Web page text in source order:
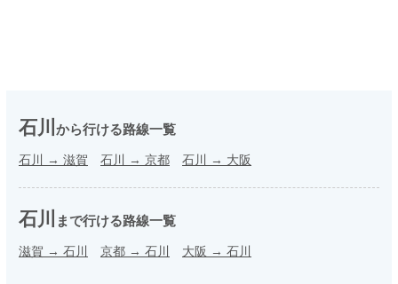
石川 から行ける路線一覧
石川 → 滋賀 石川 → 京都 石川 → 大阪
石川 まで行ける路線一覧
滋賀 → 石川 京都 → 石川 大阪 → 石川